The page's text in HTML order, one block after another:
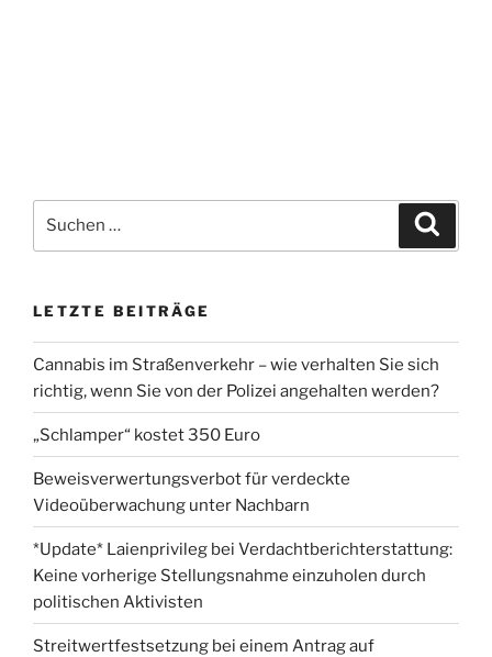
nach:
LETZTE BEITRÄGE
Cannabis im Straßenverkehr – wie verhalten Sie sich
richtig, wenn Sie von der Polizei angehalten werden?
„Schlamper“ kostet 350 Euro
Beweisverwertungsverbot für verdeckte
Videoüberwachung unter Nachbarn
*Update* Laienprivileg bei Verdachtberichterstattung:
Keine vorherige Stellungsnahme einzuholen durch
politischen Aktivisten
Streitwertfestsetzung bei einem Antrag auf